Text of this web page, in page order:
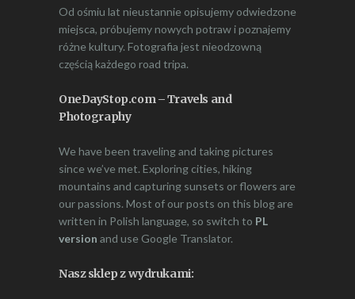
Od ośmiu lat nieustannie opisujemy odwiedzone
miejsca, próbujemy nowych potraw i poznajemy
różne kultury. Fotografia jest nieodzowną
częścią każdego road tripa.
OneDayStop.com – Travels and
Photography
We have been traveling and taking pictures
since we’ve met. Exploring cities, hiking
mountains and capturing sunsets or flowers are
our passions. Most of our posts on this blog are
written in Polish language, so switch to PL
version and use Google Translator.
Nasz sklep z wydrukami: